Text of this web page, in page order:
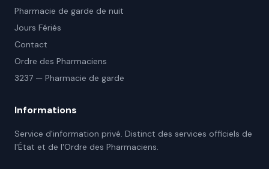
Pharmacie de garde de nuit
Jours Fériés
Contact
Ordre des Pharmaciens
3237 — Pharmacie de garde
Informations
Service d'information privé. Distinct des services officiels de
l'État et de l'Ordre des Pharmaciens.